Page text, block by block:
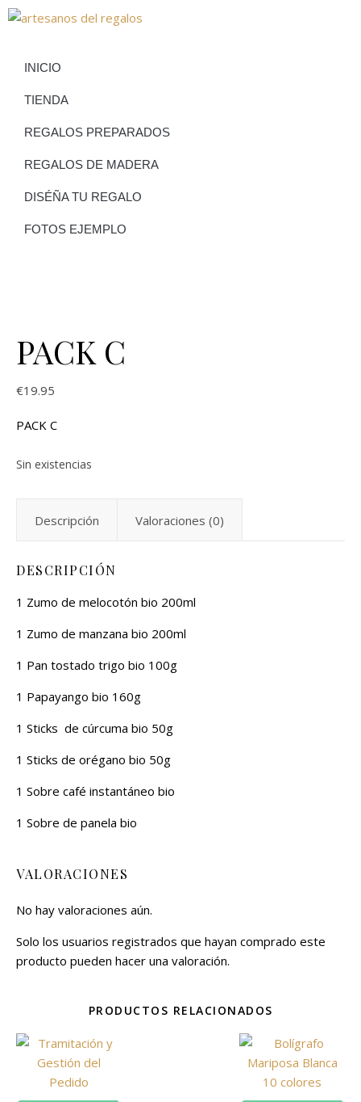
INICIO
TIENDA
REGALOS PREPARADOS
REGALOS DE MADERA
DISÉÑA TU REGALO
FOTOS EJEMPLO
PACK C
€19.95
PACK C
Sin existencias
Descripción Valoraciones (0)
DESCRIPCIÓN
1 Zumo de melocotón bio 200ml
1 Zumo de manzana bio 200ml
1 Pan tostado trigo bio 100g
1 Papayango bio 160g
1 Sticks de cúrcuma bio 50g
1 Sticks de orégano bio 50g
1 Sobre café instantáneo bio
1 Sobre de panela bio
VALORACIONES
No hay valoraciones aún.
Solo los usuarios registrados que hayan comprado este
producto pueden hacer una valoración.
PRODUCTOS RELACIONADOS